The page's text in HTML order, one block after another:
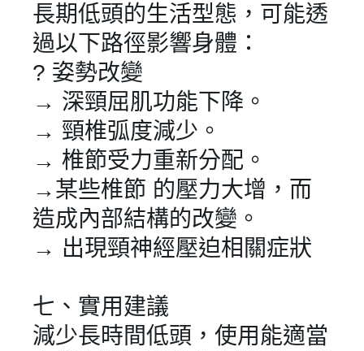
長期低頭的生活型態，可能透
過以下路徑影響身體：
? 姿勢改變
→ 深頸屈肌功能下降。
→ 頸椎弧度減少。
→ 椎節受力重新分配。
→某些椎節 的壓力大增，而
造成內部結構的改變。
→ 出現頸神經壓迫相關症狀
七、實用建議
減少長時間低頭，使用能適當